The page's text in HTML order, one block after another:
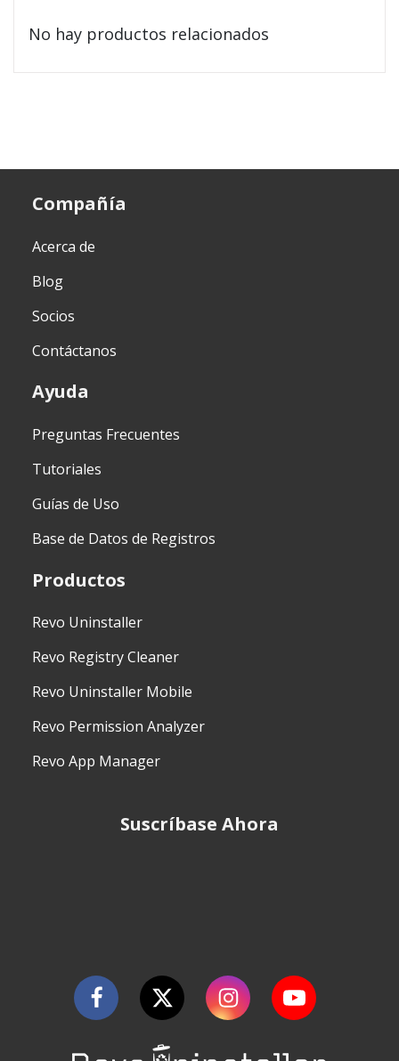
No hay productos relacionados
Compañía
Acerca de
Blog
Socios
Contáctanos
Ayuda
Preguntas Frecuentes
Tutoriales
Guías de Uso
Base de Datos de Registros
Productos
Revo Uninstaller
Revo Registry Cleaner
Revo Uninstaller Mobile
Revo Permission Analyzer
Revo App Manager
Suscríbase Ahora